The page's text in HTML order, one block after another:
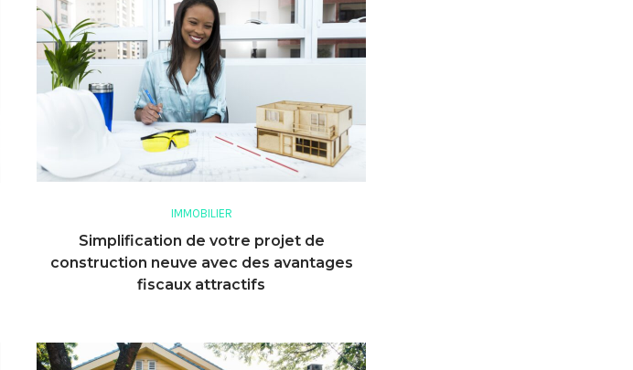
IMMOBILIER
Simplification de votre projet de
construction neuve avec des avantages
fiscaux attractifs